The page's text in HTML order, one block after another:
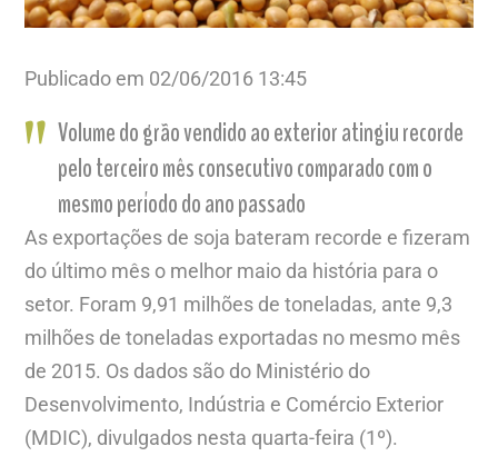
Publicado em 02/06/2016 13:45
Volume do grão vendido ao exterior atingiu recorde
pelo terceiro mês consecutivo comparado com o
mesmo período do ano passado
As exportações de soja bateram recorde e fizeram
do último mês o melhor maio da história para o
setor. Foram 9,91 milhões de toneladas, ante 9,3
milhões de toneladas exportadas no mesmo mês
de 2015. Os dados são do Ministério do
Desenvolvimento, Indústria e Comércio Exterior
(MDIC), divulgados nesta quarta-feira (1º).